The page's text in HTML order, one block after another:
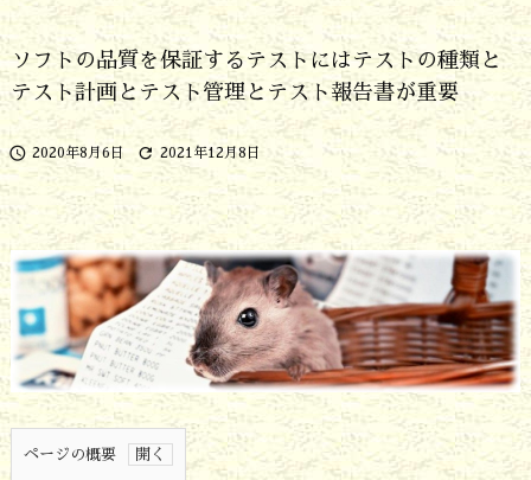

検索
ソフトの品質を保証するテストにはテストの種類と
テスト計画とテスト管理とテスト報告書が重要
 2020年8月6日  2021年12月8日
ページの概要